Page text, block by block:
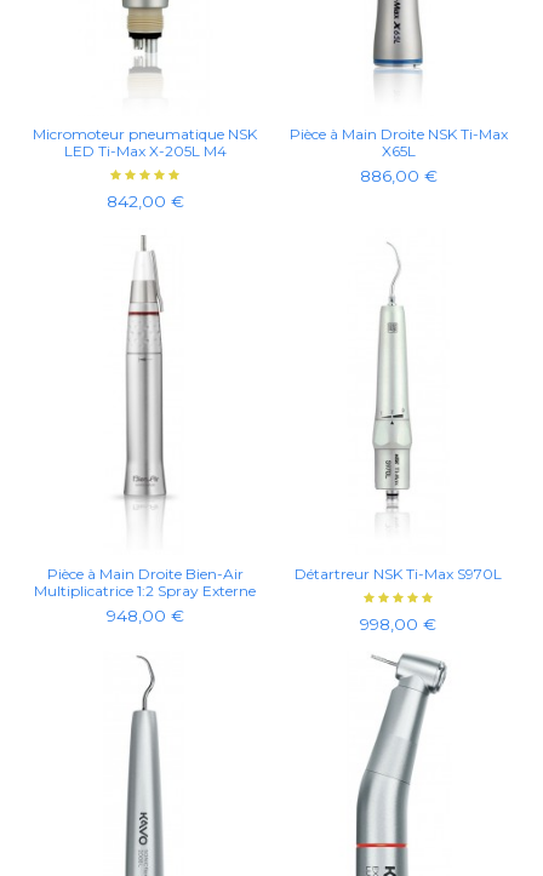
Micromoteur pneumatique NSK
LED Ti-Max X-205L M4
842,00 €
Pièce à Main Droite NSK Ti-Max
X65L
886,00 €
Pièce à Main Droite Bien-Air
Multiplicatrice 1:2 Spray Externe
948,00 €
Détartreur NSK Ti-Max S970L
998,00 €